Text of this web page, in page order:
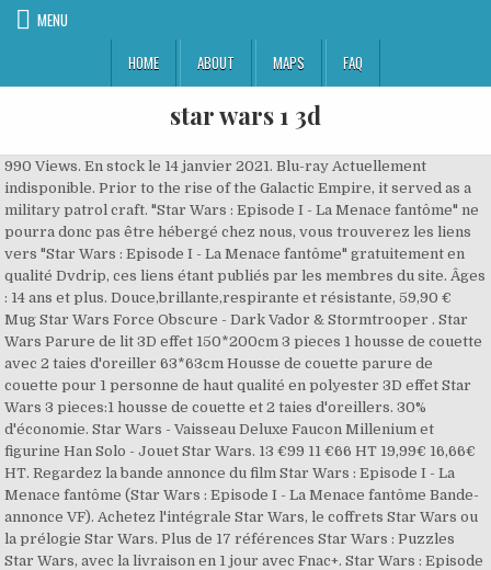
MENU
HOME
ABOUT MAPS FAQ
star wars 1 3d
990 Views. En stock le 14 janvier 2021. Blu-ray Actuellement
indisponible. Prior to the rise of the Galactic Empire, it served as a
military patrol craft. "Star Wars : Episode I - La Menace fantôme" ne
pourra donc pas être hébergé chez nous, vous trouverez les liens
vers "Star Wars : Episode I - La Menace fantôme" gratuitement en
qualité Dvdrip, ces liens étant publiés par les membres du site. Âges
: 14 ans et plus. Douce,brillante,respirante et résistante, 59,90 €
Mug Star Wars Force Obscure - Dark Vador & Stormtrooper . Star
Wars Parure de lit 3D effet 150*200cm 3 pieces 1 housse de couette
avec 2 taies d'oreiller 63*63cm Housse de couette parure de
couette pour 1 personne de haut qualité en polyester 3D effet Star
Wars 3 pieces:1 housse de couette et 2 taies d'oreillers. 30%
d'économie. Star Wars - Vaisseau Deluxe Faucon Millenium et
figurine Han Solo - Jouet Star Wars. 13 €99 11 €66 HT 19,99€ 16,66€
HT. Regardez la bande annonce du film Star Wars : Episode I - La
Menace fantôme (Star Wars : Episode I - La Menace fantôme Bande-
annonce VF). Achetez l'intégrale Star Wars, le coffrets Star Wars ou
la prélogie Star Wars. Plus de 17 références Star Wars : Puzzles
Star Wars, avec la livraison en 1 jour avec Fnac+. Star Wars : Episode